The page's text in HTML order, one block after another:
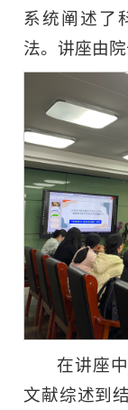
系统阐述了
法。讲座由
在讲座
文献综述到